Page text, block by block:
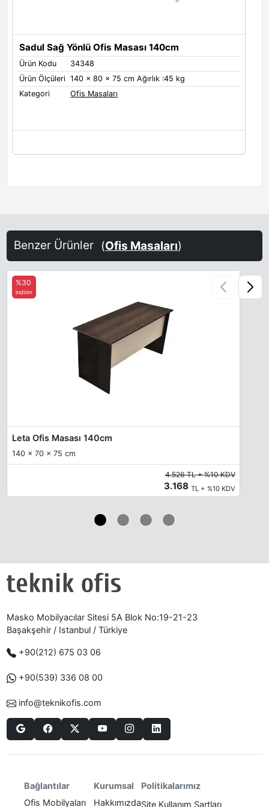
Sadul Sağ Yönlü Ofis Masası 140cm
Ürün Kodu
34348
Ürün Ölçüleri 140 x 80 x 75 cm Ağırlık :45 kg
Kategori
Ofis Masaları
Benzer Ürünler (Ofis Masaları)
Leta Ofis Masası 140cm
140 x 70 x 75 cm
%30
indirim
4.526 TL + %10 KDV
3.168 TL + %10 KDV
Masko Mobilyacılar Sitesi 5A Blok No:19-21-23
Başakşehir / Istanbul / Türkiye
+90(212) 675 03 06
+90(539) 336 08 00
info@teknikofis.com
Bağlantılar
Ofis Mobilyaları
Kurumsal
Hakkımızda
Politikalarımız
Site Kullanım Şartları